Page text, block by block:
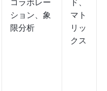
コラボレー
ション、象
限分析
ド、
マト
リッ
クス